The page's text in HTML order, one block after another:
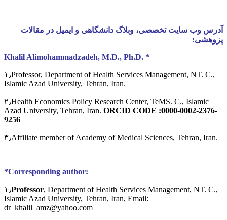
آدرس وب سایت تخصصی، وبلاگ دانشگاهی و ایمیل در مقالات
پزوهشی:
Khalil Alimohammadzadeh, M.D., Ph.D. *
۱٫Professor, Department of Health Services Management, NT. C.,
Islamic Azad University, Tehran, Iran.
۲٫Health Economics Policy Research Center, TeMS. C., Islamic
Azad University, Tehran, Iran. ORCID CODE :0000-0002-2376-
9256
۳٫Affiliate member of Academy of Medical Sciences, Tehran, Iran.
*Corresponding author:
۱٫Professor, Department of Health Services Management, NT. C.,
Islamic Azad University, Tehran, Iran, Email:
dr_khalil_amz@yahoo.com